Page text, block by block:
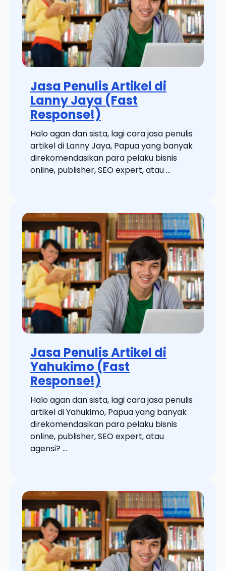
Jasa Penulis Artikel di
Lanny Jaya (Fast
Response!)
Halo agan dan sista, lagi cara jasa penulis
artikel di Lanny Jaya, Papua yang banyak
direkomendasikan para pelaku bisnis
online, publisher, SEO expert, atau ...
Jasa Penulis Artikel di
Yahukimo (Fast
Response!)
Halo agan dan sista, lagi cara jasa penulis
artikel di Yahukimo, Papua yang banyak
direkomendasikan para pelaku bisnis
online, publisher, SEO expert, atau
agensi? ...